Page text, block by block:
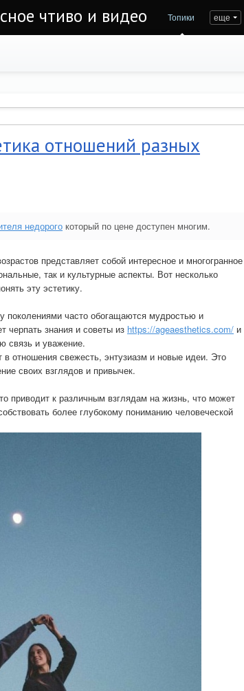
чтиво и видео Топики еще
отношений разных
недорого который по цене доступен многим.
представляет собой интересное и многогранное
так и культурные аспекты. Вот несколько
эту эстетику.
часто обогащаются мудростью и
знания и советы из https://ageaesthetics.com/ и
связь и уважение.
отношения свежесть, энтузиазм и новые идеи. Это
своих взглядов и привычек.
приводит к различным взглядам на жизнь, что может
более глубокому пониманию человеческой